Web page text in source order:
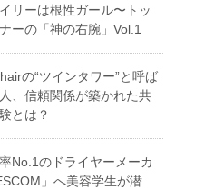
リーは根性ガール〜トッ
ーの「神の右腕」Vol.1
の“ツインタワー”と呼ば
、信頼関係が築かれた共
とは？
No.1のドライヤーメーカ
」へ美容学生が潜